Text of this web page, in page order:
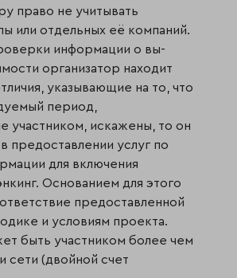
право не учитывать
или отдельных её компаний.
информации о вы­
организатор находит
указывающие на то, что
период,
участником, искажены, то он
предоставлении услуг по
для включения
Основанием для этого
предос­тав­ленной
и условиям проекта.
быть участ­ником более чем
сети (двойной счет